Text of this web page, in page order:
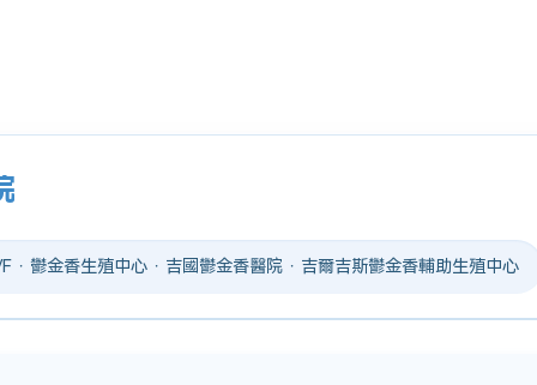
· 鬱金香生殖中心 · 吉國鬱金香醫院 · 吉爾吉斯鬱金香輔助生殖中心